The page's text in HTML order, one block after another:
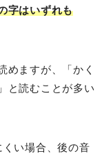
字はいずれも
めますが、「かく
と読むことが多い
い場合、後の音